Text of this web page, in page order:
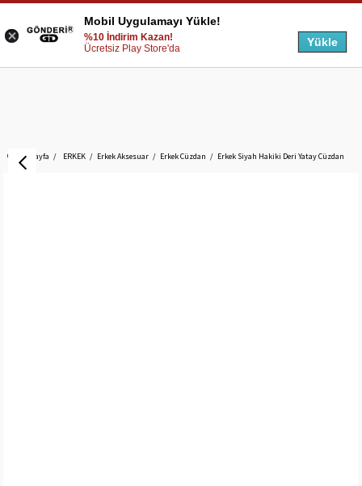
Anasayfa ERKEK Erkek Aksesuar Erkek Cüzdan Erkek Siyah Hakiki Deri Yatay Cüzdan
Mobil Uygulamayı Yükle!
%10 İndirim Kazan!
Ücretsiz Play Store'da
Yükle